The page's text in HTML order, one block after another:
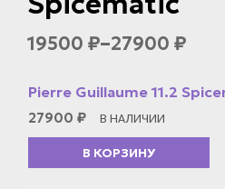
19500 ₽–27900 ₽
Pierre Guillaume 11.2
27900 ₽ В НАЛИЧИИ
В КОРЗИНУ